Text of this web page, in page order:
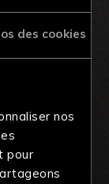
des cookies
nos
pour